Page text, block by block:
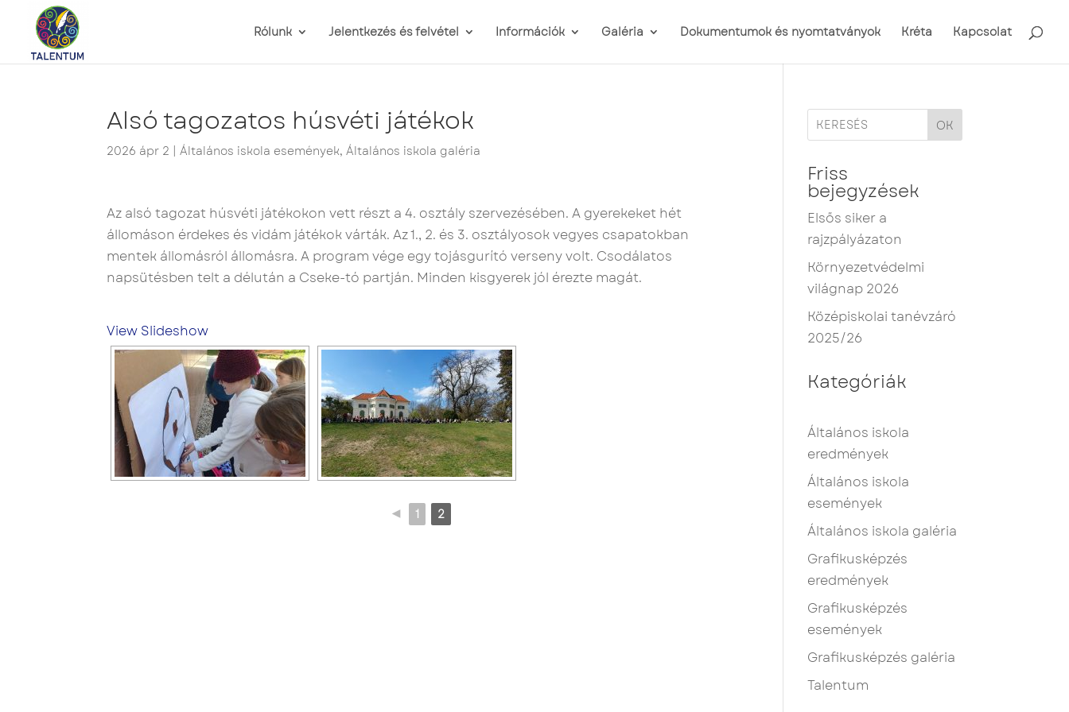
Rólunk Jelentkezés és felvétel Információk Galéria Dokumentumok és nyomtatványok Kréta Kapcsolat
Alsó tagozatos húsvéti játékok
2026 ápr 2 |Általános iskola események,Általános iskola galéria
Az alsó tagozat húsvéti játékokon vett részt a 4. osztály szervezésében. A gyerekeket hét
állomáson érdekes és vidám játékok várták. Az 1., 2. és 3. osztályosok vegyes csapatokban
mentek állomásról állomásra. A program vége egy tojásgurító verseny volt. Csodálatos
napsütésben telt a délután a Cseke-tó partján. Minden kisgyerek jól érezte magát.
View Slideshow
◄ 1 2
OK
Friss
bejegyzések
Elsős siker a
rajzpályázaton
Környezetvédelmi
világnap 2026
Középiskolai tanévzáró
2025/26
Kategóriák
Általános iskola
eredmények
Általános iskola
események
Általános iskola galéria
Grafikusképzés
eredmények
Grafikusképzés
események
Grafikusképzés galéria
Talentum